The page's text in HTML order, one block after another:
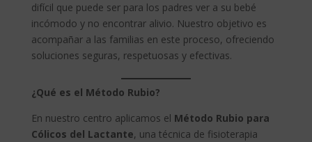
difícil que puede ser para los padres ver a su bebé
incómodo y no encontrar alivio. Nuestro objetivo es
acompañar a las familias en este proceso, ofreciendo
soluciones seguras, respetuosas y efectivas.
¿Qué es el Método Rubio?
En nuestro centro aplicamos el Método Rubio para
Cólicos del Lactante, una técnica de fisioterapia